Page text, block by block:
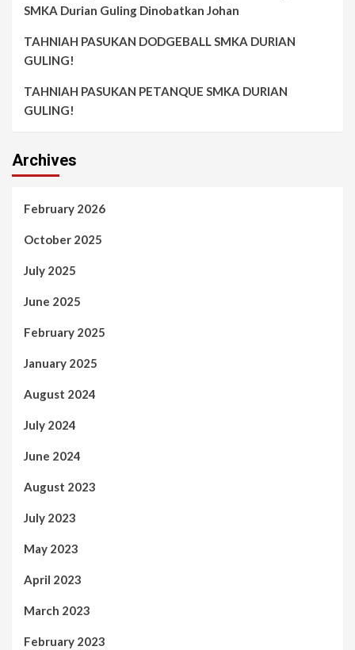
SMKA Durian Guling Dinobatkan Johan
TAHNIAH PASUKAN DODGEBALL SMKA DURIAN
GULING!
TAHNIAH PASUKAN PETANQUE SMKA DURIAN
GULING!
Archives
February 2026
October 2025
July 2025
June 2025
February 2025
January 2025
August 2024
July 2024
June 2024
August 2023
July 2023
May 2023
April 2023
March 2023
February 2023